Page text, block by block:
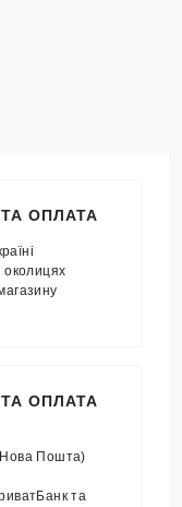
ОПЛАТА
околицях
ОПЛАТА
Пошта)
та